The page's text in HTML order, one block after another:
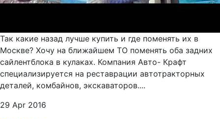
Так какие назад лучше купить и где поменять их в
Москве? Хочу на ближайшем ТО поменять оба задних
сайлентблока в кулаках. Компания Авто- Крафт
специализируется на реставрации автотракторных
деталей, комбайнов, экскаваторов....
29 Apr 2016